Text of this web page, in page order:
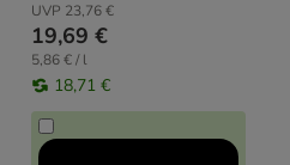
UVP 23,76 €
19,69 €
5,86 € / l
18,71 €